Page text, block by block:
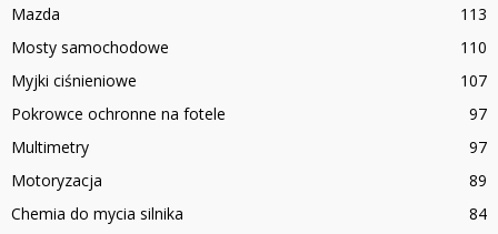
Mazda
113
Mosty samochodowe
110
Myjki ciśnieniowe
107
Pokrowce ochronne na fotele
97
Multimetry
97
Motoryzacja
89
Chemia do mycia silnika
84